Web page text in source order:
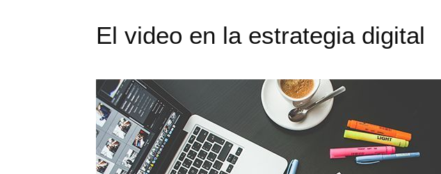
El video en la estrategia digital